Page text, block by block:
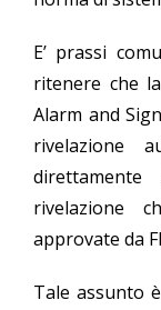
E’ prassi
ritenere che
Alarm and
rivelazione
rivelazione
approvate da
Tale assunto